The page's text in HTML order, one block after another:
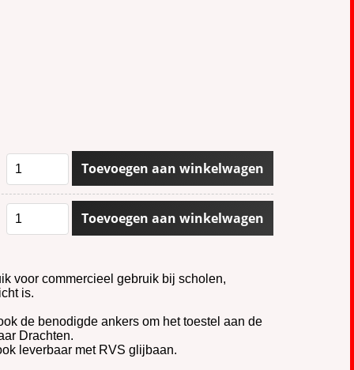
Toevoegen aan winkelwagen
Toevoegen aan winkelwagen
voor commercieel gebruik bij scholen,
is.
de benodigde ankers om het toestel aan de
Drachten.
leverbaar met RVS glijbaan.